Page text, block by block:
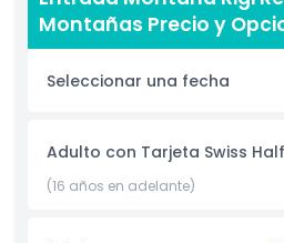
Lucerna o Zúrich, ya sea que
amigos. Pasa el día recorriendo
disfrutando de la cocina local
cima de la montaña, o
ideal para caminatas en verano
de nieve en invierno. Disfruta del
fotos inolvidables y disfruta del
esta entrada te permite explorar
Montañas Precio y
Seleccionar una fecha
Adulto con Tarjeta Swiss
(16 años en adelante)